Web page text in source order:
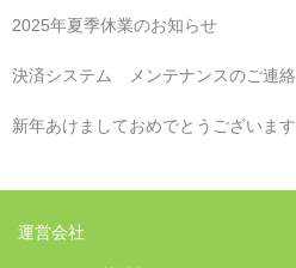
2025年夏季休業のお知らせ
決済システム メンテナンスのご連絡
新年あけましておめでとうございます
運営会社